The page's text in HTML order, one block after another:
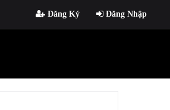
Đăng Ký Đăng Nhập